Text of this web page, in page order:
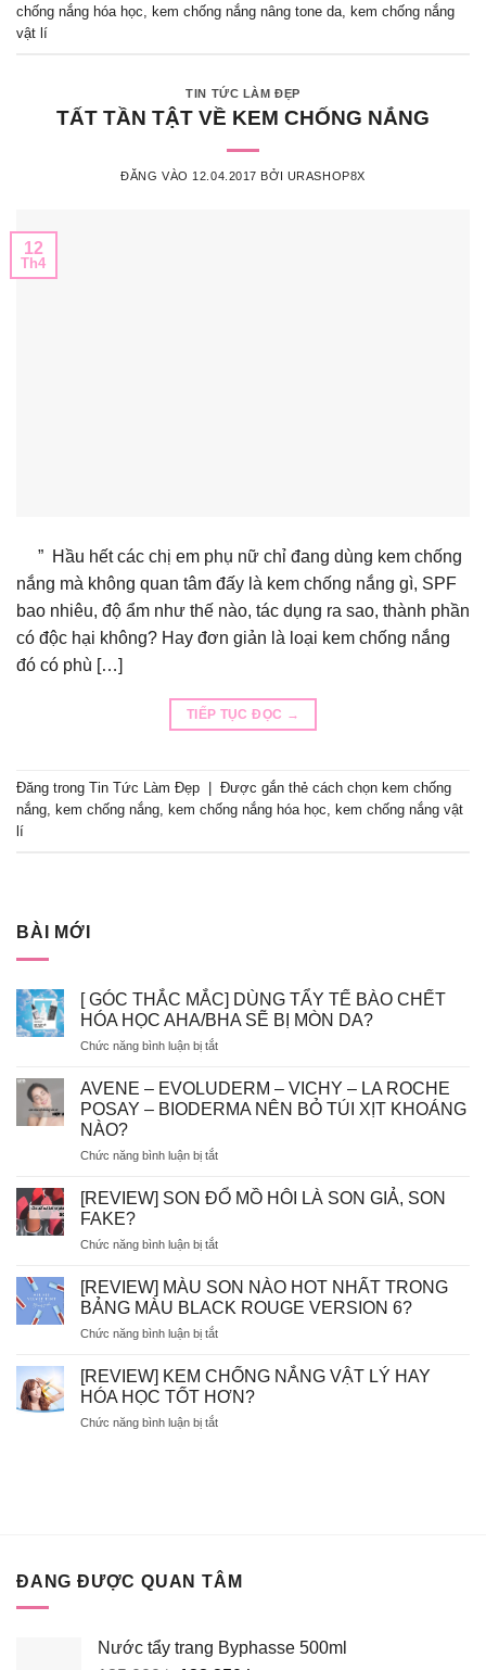
chống nắng hóa học
kem chống nắng nâng tone da
kem chống nắng
vật lí
TIN TỨC LÀM ĐẸP
TẤT TẦN TẬT VỀ KEM CHỐNG NẮNG
ĐĂNG VÀO 12.04.2017 BỞI URASHOP8X
12
Th4
” Hầu hết các chị em phụ nữ chỉ đang dùng kem chống
nắng mà không quan tâm đấy là kem chống nắng gì, SPF
bao nhiêu, độ ẩm như thế nào, tác dụng ra sao, thành phần
có độc hại không? Hay đơn giản là loại kem chống nắng
đó có phù […]
TIẾP TỤC ĐỌC →
Đăng trong Tin Tức Làm Đẹp Được gắn thẻ cách chọn kem chống
nắng, kem chống nắng, kem chống nắng hóa học, kem chống nắng vật
lí
BÀI MỚI
[ GÓC THẮC MẮC] DÙNG TẨY TẾ BÀO CHẾT
HÓA HỌC AHA/BHA SẼ BỊ MÒN DA?
Chức năng bình luận bị tắtở
GÓC
THẮC
MẮC]
TẨY
BÀO
HỌC
SẼ
BỊ
DA?
AVENE – EVOLUDERM – VICHY – LA ROCHE
POSAY – BIODERMA NÊN BỎ TÚI XỊT KHOÁNG
NÀO?
Chức năng bình luận bị tắtở
–
VICHY
LA
ROCHE
–
NÊN
BỎ
XỊT
[REVIEW] SON ĐỔ MỒ HÔI LÀ SON GIẢ, SON
FAKE?
Chức năng bình luận bị tắtở
SON
ĐỔ
MỒ
HÔI
SON
GIẢ,
FAKE?
[REVIEW] MÀU SON NÀO HOT NHẤT TRONG
BẢNG MÀU BLACK ROUGE VERSION 6?
Chức năng bình luận bị tắtở
MÀU
SON
NÀO
HOT
6?
[REVIEW] KEM CHỐNG NẮNG VẬT LÝ HAY
HÓA HỌC TỐT HƠN?
Chức năng bình luận bị tắtở
HÓA
HỌC
ĐANG ĐƯỢC QUAN TÂM
Nước tẩy trang Byphasse 500ml